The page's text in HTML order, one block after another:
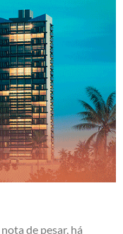
de pesar, há